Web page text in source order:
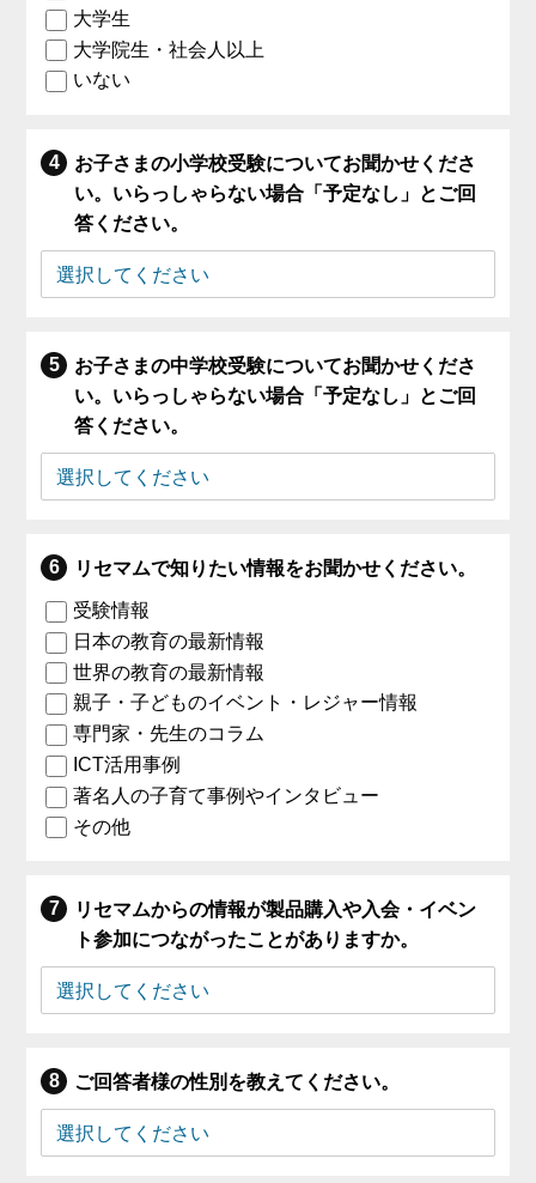
大学生
大学院生・社会人以上
いない
お子さまの小学校受験についてお聞かせくださ
い。いらっしゃらない場合「予定なし」とご回
答ください。
お子さまの中学校受験についてお聞かせくださ
い。いらっしゃらない場合「予定なし」とご回
答ください。
リセマムで知りたい情報をお聞かせください。
受験情報
日本の教育の最新情報
世界の教育の最新情報
親子・子どものイベント・レジャー情報
専門家・先生のコラム
ICT活用事例
著名人の子育て事例やインタビュー
その他
リセマムからの情報が製品購入や入会・イベン
ト参加につながったことがありますか。
ご回答者様の性別を教えてください。